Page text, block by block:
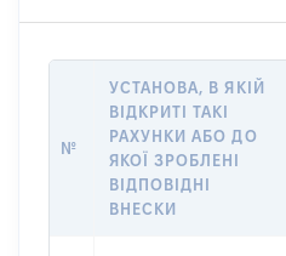
№
УСТАНОВА, В ЯКІЙ
ВІДКРИТІ ТАКІ
РАХУНКИ АБО ДО
ЯКОЇ ЗРОБЛЕНІ
ВІДПОВІДНІ
ВНЕСКИ